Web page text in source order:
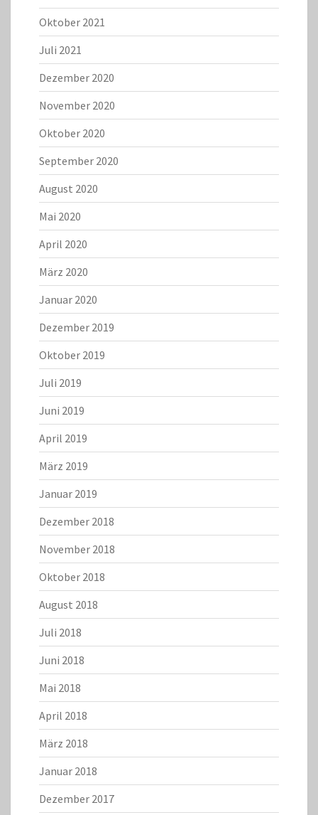
Oktober 2021
Juli 2021
Dezember 2020
November 2020
Oktober 2020
September 2020
August 2020
Mai 2020
April 2020
März 2020
Januar 2020
Dezember 2019
Oktober 2019
Juli 2019
Juni 2019
April 2019
März 2019
Januar 2019
Dezember 2018
November 2018
Oktober 2018
August 2018
Juli 2018
Juni 2018
Mai 2018
April 2018
März 2018
Januar 2018
Dezember 2017